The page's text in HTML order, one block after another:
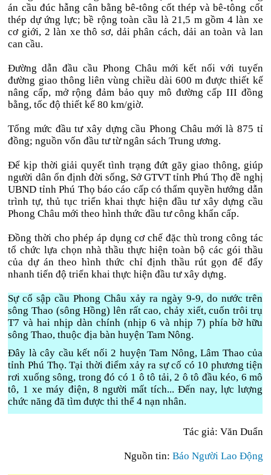
án cầu đúc hẫng cân bằng bê-tông cốt thép và bê-tông cốt
thép dự ứng lực; bề rộng toàn cầu là 21,5 m gồm 4 làn xe
cơ giới, 2 làn xe thô sơ, dải phân cách, dải an toàn và lan
can cầu.
Đường dẫn đầu cầu Phong Châu mới kết nối với tuyến
đường giao thông liên vùng chiều dài 600 m được thiết kế
nâng cấp, mở rộng đảm bảo quy mô đường cấp III đồng
bằng, tốc độ thiết kế 80 km/giờ.
Tổng mức đầu tư xây dựng cầu Phong Châu mới là 875 tỉ
đồng; nguồn vốn đầu tư từ ngân sách Trung ương.
Để kịp thời giải quyết tình trạng đứt gãy giao thông, giúp
người dân ổn định đời sống, Sở GTVT tỉnh Phú Thọ đề nghị
UBND tỉnh Phú Thọ báo cáo cấp có thẩm quyền hướng dẫn
trình tự, thủ tục triển khai thực hiện đầu tư xây dựng cầu
Phong Châu mới theo hình thức đầu tư công khẩn cấp.
Đồng thời cho phép áp dụng cơ chế đặc thù trong công tác
tổ chức lựa chọn nhà thầu thực hiện toàn bộ các gói thầu
của dự án theo hình thức chỉ định thầu rút gọn để đẩy
nhanh tiến độ triển khai thực hiện đầu tư xây dựng.
Sự cố sập cầu Phong Châu xảy ra ngày 9-9, do nước trên
sông Thao (sông Hồng) lên rất cao, chảy xiết, cuốn trôi trụ
T7 và hai nhịp dàn chính (nhịp 6 và nhịp 7) phía bờ hữu
sông Thao, thuộc địa bàn huyện Tam Nông.
Đây là cây cầu kết nối 2 huyện Tam Nông, Lâm Thao của
tỉnh Phú Thọ. Tại thời điểm xảy ra sự cố có 10 phương tiện
rơi xuống sông, trong đó có 1 ô tô tải, 2 ô tô đầu kéo, 6 mô
tô, 1 xe máy điện, 8 người mất tích... Đến nay, lực lượng
chức năng đã tìm được thi thể 4 nạn nhân.
Tác giả: Văn Duẩn
Nguồn tin: Báo Người Lao Động